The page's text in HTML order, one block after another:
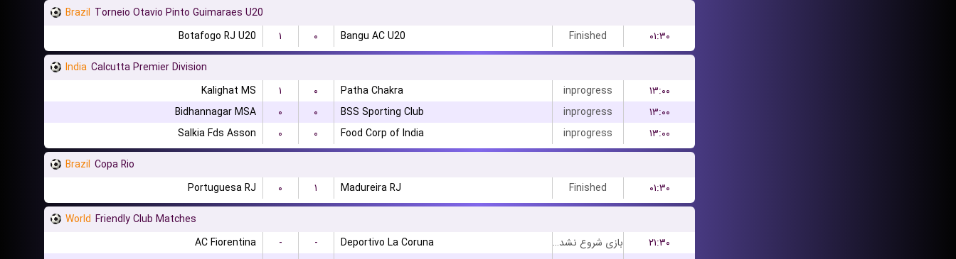
Brazil Torneio Otavio Pinto Guimaraes U20
Botafogo RJ U20
۱ ۰ Bangu AC U20 Finished
۰۱:۳۰
India Calcutta Premier Division
Kalighat MS
۱ ۰ Patha Chakra inprogress
۱۳:۰۰
Bidhannagar MSA
۰ ۰ BSS Sporting Club inprogress
۱۳:۰۰
Salkia Fds Asson
۰ ۰ Food Corp of India inprogress
۱۳:۰۰
Brazil Copa Rio
Portuguesa RJ
۰ ۱ Madureira RJ Finished
۰۱:۳۰
World Friendly Club Matches
AC Fiorentina
- - Deportivo La Coruna بازی شروع نشده است
۲۱:۳۰